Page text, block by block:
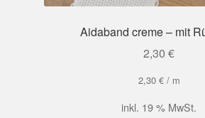
Aidaband creme – mit
2,30 €
2,30 €/ m
inkl. 19 % MwSt.